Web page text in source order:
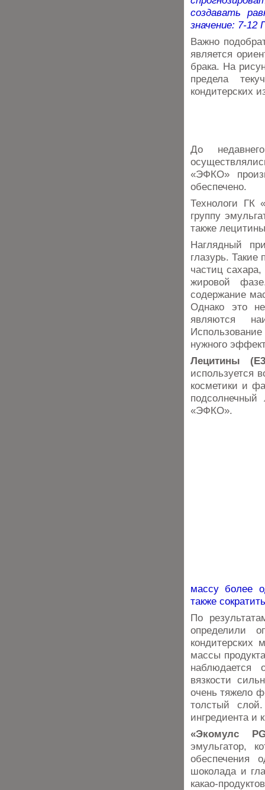
создавать
значение: 7-12
Важно
является
брака. На
предела
кондитерских
До
«ЭФКО»
обеспечено.
Технологи ГК
группу
также
Наглядный
глазурь.
частиц
жировой
содержание
Однако это
являются
нужного
Лецитины
используется
косметики и
«ЭФКО».
массу более
также
По
определили
массы
наблюдается
вязкости
очень тяжело
толстый
ингредиента и
«Экомулс
эмульгатор,
обеспечения
шоколада и
какао-